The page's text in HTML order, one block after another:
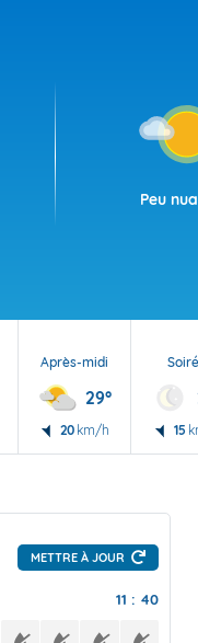
Peu
Après-midi
29°
20 km/h 15
METTRE À JOUR
11 : 40